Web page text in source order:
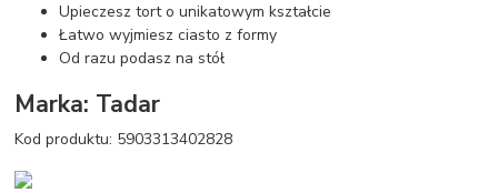
Upieczesz tort o unikatowym kształcie
Łatwo wyjmiesz ciasto z formy
Od razu podasz na stół
Marka: Tadar
Kod produktu: 5903313402828